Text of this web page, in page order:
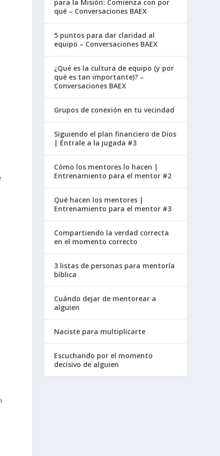
para la Misión: Comienza con por
qué – Conversaciones BAEX
5 puntos para dar claridad al
equipo – Conversaciones BAEX
¿Qué es la cultura de equipo (y por
qué es tan importante)? –
Conversaciones BAEX
Grupos de conexión en tu vecindad
Siguiendo el plan financiero de Dios
| Éntrale a la jugada #3
Cómo los mentores lo hacen |
Entrenamiento para el mentor #2
Qué hacen los mentores |
Entrenamiento para el mentor #3
Compartiendo la verdad correcta
en el momento correcto
3 listas de personas para mentoría
bíblica
Cuándo dejar de mentorear a
alguien
Naciste para multiplicarte
Escuchando por el momento
decisivo de alguien